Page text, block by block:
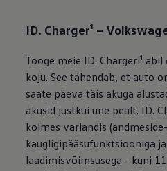
ID. Charger¹ –
Tooge meie ID. Chargeri¹
koju. See tähendab, et auto
saate päeva täis akuga
akusid justkui une pealt. ID.
kolmes variandis
kaugligipääsufunktsiooniga
laadimisvõimsusega - kuni